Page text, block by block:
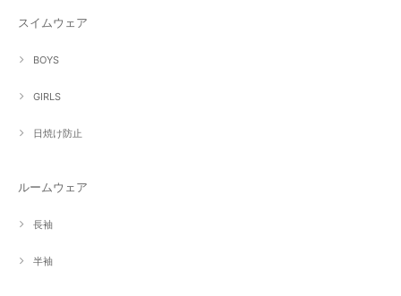
スイムウェア
BOYS
GIRLS
日焼け防止
ルームウェア
長袖
半袖